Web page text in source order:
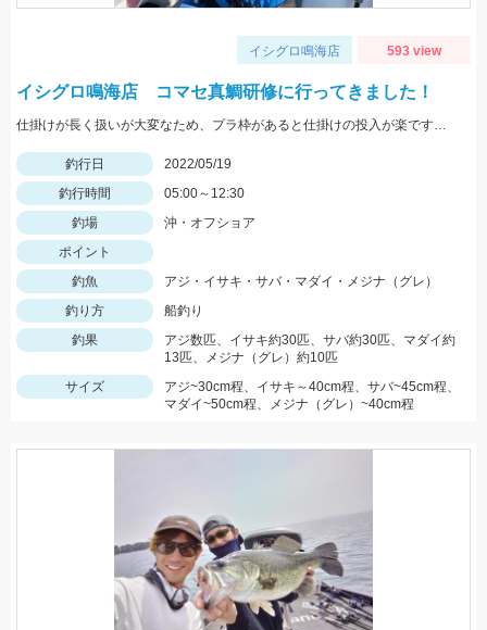
イシグロ鳴海店 593 view
イシグロ鳴海店 コマセ真鯛研修に行ってきました！
仕掛けが長く扱いが大変なため、プラ枠があると仕掛けの投入が楽ですよ！
釣行日
2022/05/19
釣行時間
05:00～12:30
釣場
沖・オフショア
ポイント
釣魚
アジ・イサキ・サバ・マダイ・メジナ（グレ）
釣り方
船釣り
釣果
アジ数匹、イサキ約30匹、サバ約30匹、マダイ約
13匹、メジナ（グレ）約10匹
サイズ
アジ~30cm程、イサキ～40cm程、サバ~45cm程、
マダイ~50cm程、メジナ（グレ）~40cm程